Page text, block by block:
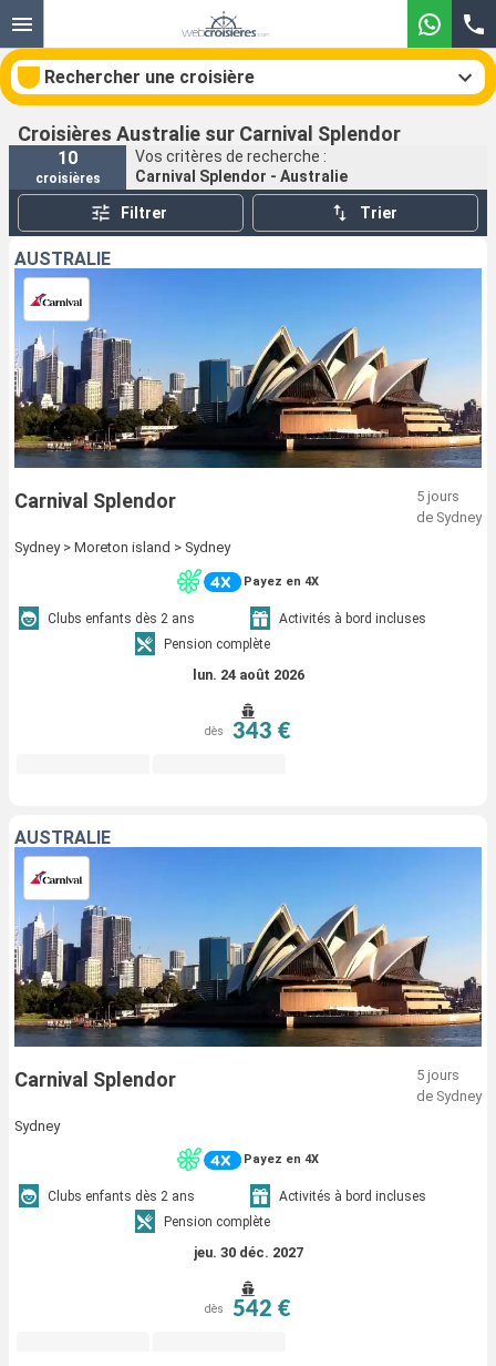
Rechercher une croisière
Nos destinations
Mois de départ
Ports
Rechercher
Croisières Australie sur Carnival Splendor
10
croisières
Vos critères de recherche :
Carnival Splendor - Australie
Filtrer Trier
AUSTRALIE
Carnival Splendor
5 jours
de Sydney
Sydney > Moreton island > Sydney
Payez en 4X
Clubs enfants dès 2 ans
Activités à bord incluses
Pension complète
lun. 24 août 2026
dès 343 €
AUSTRALIE
Carnival Splendor
5 jours
de Sydney
Sydney
Payez en 4X
Clubs enfants dès 2 ans
Activités à bord incluses
Pension complète
jeu. 30 déc. 2027
dès 542 €